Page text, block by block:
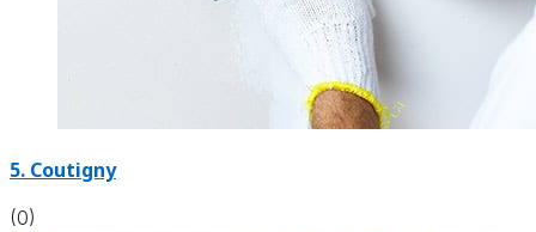
5. Coutigny
(0)